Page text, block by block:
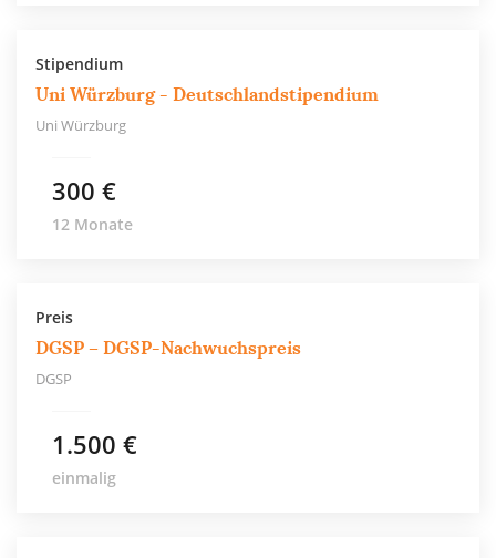
Stipendium
Uni Würzburg - Deutschlandstipendium
Uni Würzburg
300 €
12 Monate
Preis
DGSP – DGSP-Nachwuchspreis
DGSP
1.500 €
einmalig